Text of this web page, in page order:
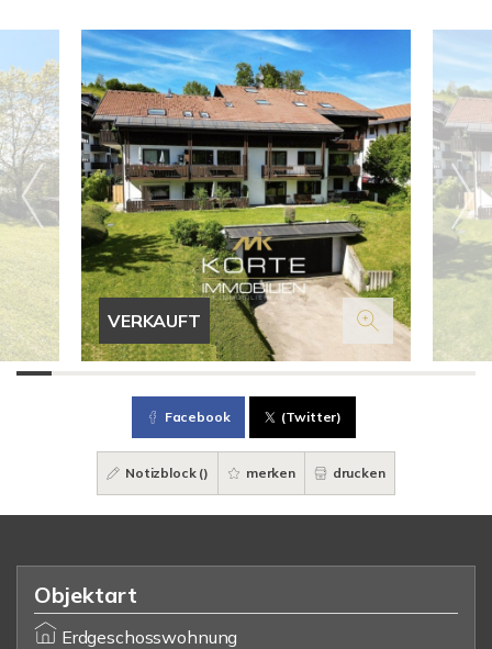
VERKAUFT
Facebook (Twitter)
Notizblock () merken drucken
Objektart
Erdgeschosswohnung